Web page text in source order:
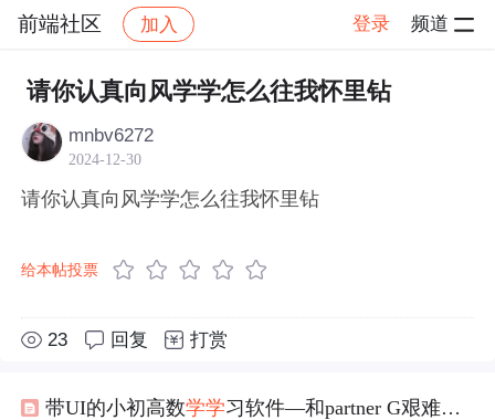
前端社区 加入 登录 频道
社区 前端社区 感慨 帖子详情
请你认真向风学学怎么往我怀里钻
mnbv6272
2024-12-30
请你认真向风学学怎么往我怀里钻
给本帖投票
23 回复 打赏
带UI的小初高数学学习软件—和partner G艰难地用C++（QT库）实现的过程